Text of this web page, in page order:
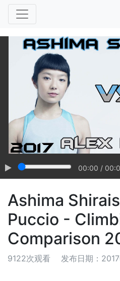
00:00 /
Ashima
Puccio -
Comparison
9122次观看 发布日期：